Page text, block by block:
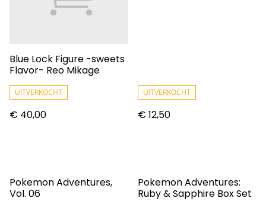
Blue Lock Figure -sweets
Flavor- Reo Mikage
UITVERKOCHT
€ 40,00
UITVERKOCHT
€ 12,50
Pokemon Adventures,
Vol. 06
Pokemon Adventures:
Ruby & Sapphire Box Set